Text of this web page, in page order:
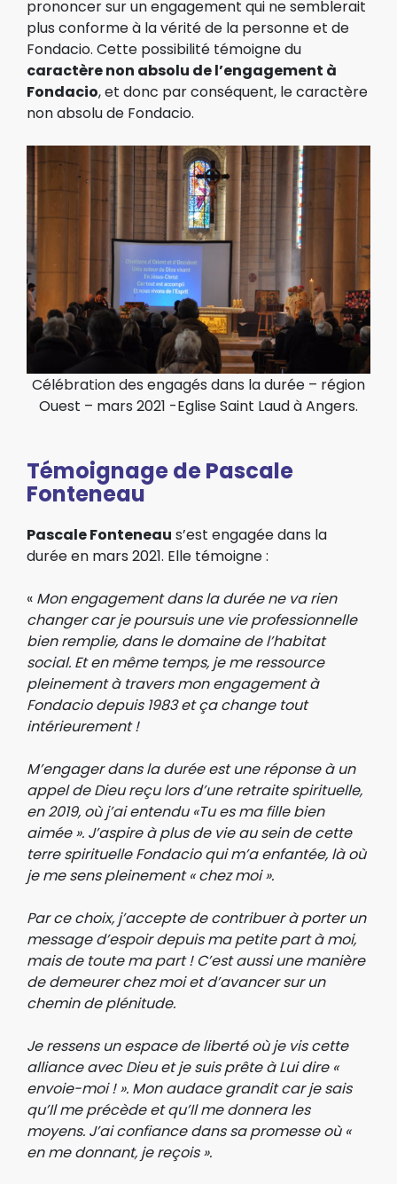
prononcer sur un engagement qui ne semblerait
plus conforme à la vérité de la personne et de
Fondacio. Cette possibilité témoigne du
caractère non absolu de l’engagement à
Fondacio, et donc par conséquent, le caractère
non absolu de Fondacio.
Célébration des engagés dans la durée – région
Ouest – mars 2021 -Eglise Saint Laud à Angers.
Témoignage de Pascale
Fonteneau
Pascale Fonteneau s’est engagée dans la
durée en mars 2021. Elle témoigne :
« Mon engagement dans la durée ne va rien
changer car je poursuis une vie professionnelle
bien remplie, dans le domaine de l’habitat
social. Et en même temps, je me ressource
pleinement à travers mon engagement à
Fondacio depuis 1983 et ça change tout
intérieurement !
M’engager dans la durée est une réponse à un
appel de Dieu reçu lors d’une retraite spirituelle,
en 2019, où j’ai entendu «Tu es ma fille bien
aimée ». J’aspire à plus de vie au sein de cette
terre spirituelle Fondacio qui m’a enfantée, là où
je me sens pleinement « chez moi ».
Par ce choix, j’accepte de contribuer à porter un
message d’espoir depuis ma petite part à moi,
mais de toute ma part ! C’est aussi une manière
de demeurer chez moi et d’avancer sur un
chemin de plénitude.
Je ressens un espace de liberté où je vis cette
alliance avec Dieu et je suis prête à Lui dire «
envoie-moi ! ». Mon audace grandit car je sais
qu’Il me précède et qu’Il me donnera les
moyens. J’ai confiance dans sa promesse où «
en me donnant, je reçois ».